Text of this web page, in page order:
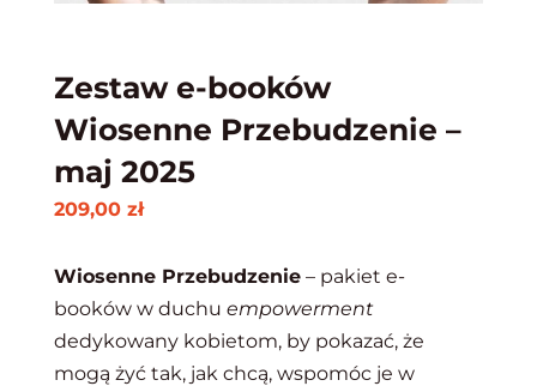
Zestaw e-booków
Wiosenne Przebudzenie –
maj 2025
209,00zł
Wiosenne Przebudzenie – pakiet e-
booków w duchuempowerment
dedykowany kobietom, by pokazać, że
mogą żyć tak, jak chcą, wspomóc je w